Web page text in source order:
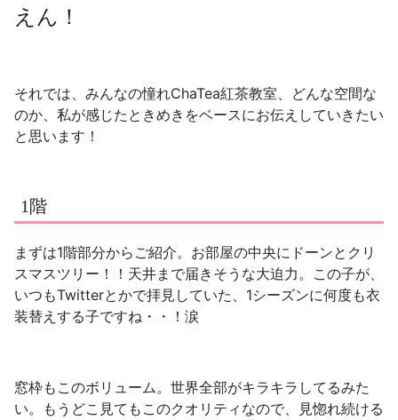
えん！
それでは、みんなの憧れChaTea紅茶教室、どんな空間な
のか、私が感じたときめきをベースにお伝えしていきたい
と思います！
1階
まずは1階部分からご紹介。お部屋の中央にドーンとクリ
スマスツリー！！天井まで届きそうな大迫力。この子が、
いつもTwitterとかで拝見していた、1シーズンに何度も衣
装替えする子ですね・・！涙
窓枠もこのボリューム。世界全部がキラキラしてるみた
い。もうどこ見てもこのクオリティなので、見惚れ続ける